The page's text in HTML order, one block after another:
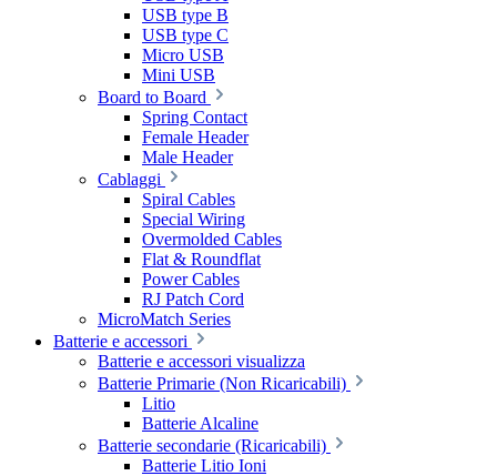
USB type B
USB type C
Micro USB
Mini USB
Board to Board
Spring Contact
Female Header
Male Header
Cablaggi
Spiral Cables
Special Wiring
Overmolded Cables
Flat & Roundflat
Power Cables
RJ Patch Cord
MicroMatch Series
Batterie e accessori
Batterie e accessori visualizza
Batterie Primarie (Non Ricaricabili)
Litio
Batterie Alcaline
Batterie secondarie (Ricaricabili)
Batterie Litio Ioni